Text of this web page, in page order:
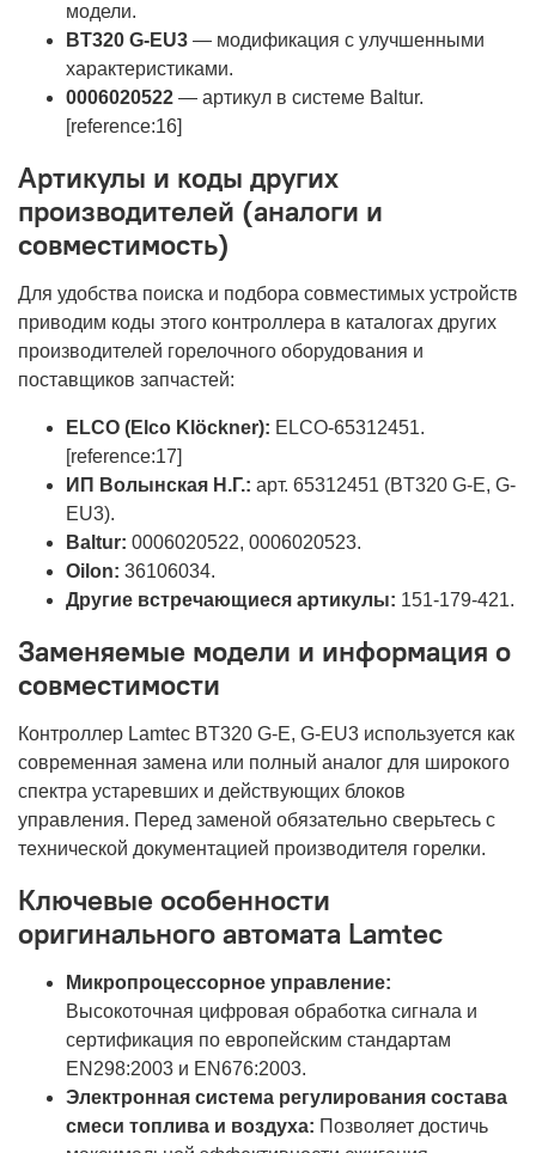
модели.
BT320 G-EU3 — модификация с улучшенными
характеристиками.
0006020522 — артикул в системе Baltur.
[reference:16]
Артикулы и коды других
производителей (аналоги и
совместимость)
Для удобства поиска и подбора совместимых устройств
приводим коды этого контроллера в каталогах других
производителей горелочного оборудования и
поставщиков запчастей:
ELCO (Elco Klöckner): ELCO-65312451.
[reference:17]
ИП Волынская Н.Г.: арт. 65312451 (BT320 G-E, G-
EU3).
Baltur: 0006020522, 0006020523.
Oilon: 36106034.
Другие встречающиеся артикулы: 151-179-421.
Заменяемые модели и информация о
совместимости
Контроллер Lamtec BT320 G-E, G-EU3 используется как
современная замена или полный аналог для широкого
спектра устаревших и действующих блоков
управления. Перед заменой обязательно сверьтесь с
технической документацией производителя горелки.
Ключевые особенности
оригинального автомата Lamtec
Микропроцессорное управление:
Высокоточная цифровая обработка сигнала и
сертификация по европейским стандартам
EN298:2003 и EN676:2003.
Электронная система регулирования состава
смеси топлива и воздуха: Позволяет достичь